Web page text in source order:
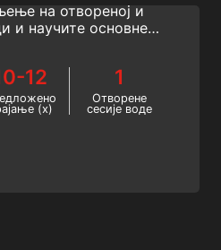
на отвореној и
и научите основне
12
(х)
1
Отворене
сесије воде